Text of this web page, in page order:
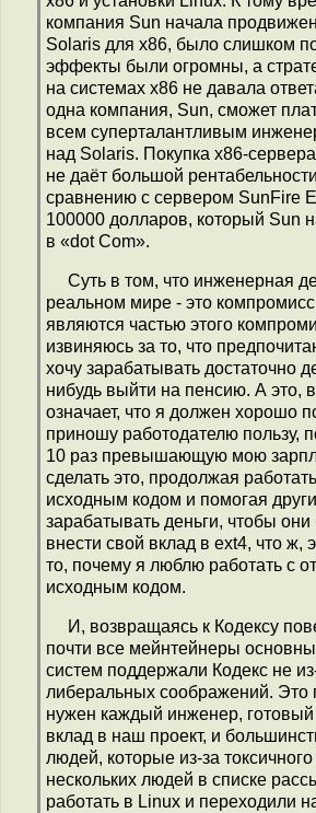
компания Sun начала
Solaris для x86, было слишком
эффекты были огромны, а
на системах x86 не давала
одна компания, Sun, сможет
всем суперталантливым
над Solaris. Покупка x86-
не даёт большой
сравнению с сервером SunFire
100000 долларов, который Sun
в «dot Com».
Суть в том, что инженерная
реальном мире - это
являются частью этого
извиняюсь за то, что
хочу зарабатывать достаточно
нибудь выйти на пенсию. А это,
означает, что я должен хорошо
приношу работодателю пользу,
10 раз превышающую мою
сделать это, продолжая
исходным кодом и помогая
зарабатывать деньги, чтобы
внести свой вклад в ext4, что ж,
то, почему я люблю работать с
исходным кодом.
И, возвращаясь к Кодексу
почти все мейнтейнеры
систем поддержали Кодекс не
либеральных соображений. Это
нужен каждый инженер, готовый
вклад в наш проект, и
людей, которые из-за
нескольких людей в списке
работать в Linux и переходили